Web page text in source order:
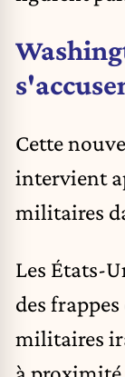
Cette
intervient
militaires
Les États-
des
militaires